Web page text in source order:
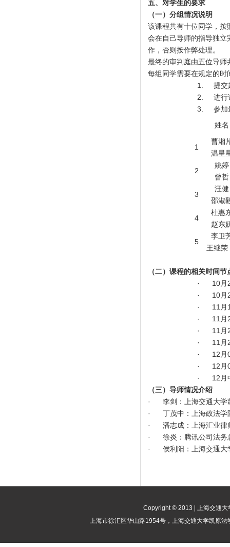
五、对学生的要求
（一）分组情况说明
该课程共有十位同学，
会在自己导师的指导独
作，否则按作弊处理。
最终的审判庭由五位导师
每组同学需要在规定的
1. 提交
2. 进行
3. 参加
姓名
1
曹湘
温星
2
姚婷
曾哲
3
汪健
邵淑
4
杜惠
赵东
5
李卫
王继荣
（二）课程的相关时间节
· 10月
· 10月
· 11月
· 11月
· 11月
· 11月
· 12月
· 12月
· 12月
（三）导师情况介绍
· 李剑：上海交通大学
· 丁茂中：上海政法学
· 潘志成：上海汇业律
· 徐炎：腾讯公司法务
· 侯利阳：上海交通大
Copyright © 2013 | 上海交通
上海市徐汇区华山路1954号，上海交通大学凯原